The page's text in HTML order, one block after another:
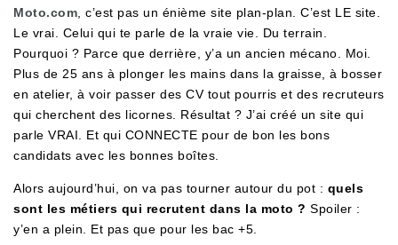
Moto.com , c’est pas un énième site plan-plan. C’est LE site.
Le vrai. Celui qui te parle de la vraie vie. Du terrain.
Pourquoi ? Parce que derrière, y’a un ancien mécano. Moi.
Plus de 25 ans à plonger les mains dans la graisse, à bosser
en atelier, à voir passer des CV tout pourris et des recruteurs
qui cherchent des licornes. Résultat ? J’ai créé un site qui
parle VRAI. Et qui CONNECTE pour de bon les bons
candidats avec les bonnes boîtes.
Alors aujourd’hui, on va pas tourner autour du pot : quels
sont les métiers qui recrutent dans la moto ? Spoiler :
y’en a plein. Et pas que pour les bac +5.